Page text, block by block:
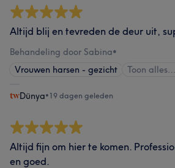
Altijd blij en tevreden de deur uit,
Behandeling door Sabina•
Vrouwen harsen - gezicht
Toon alles…
Dünya•19 dagen geleden
Altijd fijn om hier te komen.
en goed.